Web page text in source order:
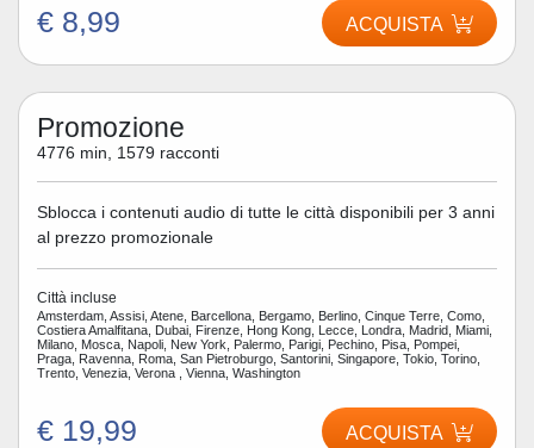
€ 8,99 ACQUISTA
Promozione
4776 min, 1579 racconti
Sblocca i contenuti audio di tutte le città disponibili per 3 anni
al prezzo promozionale
Città incluse
Amsterdam, Assisi, Atene, Barcellona, Bergamo, Berlino, Cinque Terre, Como,
Costiera Amalfitana, Dubai, Firenze, Hong Kong, Lecce, Londra, Madrid, Miami,
Milano, Mosca, Napoli, New York, Palermo, Parigi, Pechino, Pisa, Pompei,
Praga, Ravenna, Roma, San Pietroburgo, Santorini, Singapore, Tokio, Torino,
Trento, Venezia, Verona , Vienna, Washington
€ 19,99 ACQUISTA